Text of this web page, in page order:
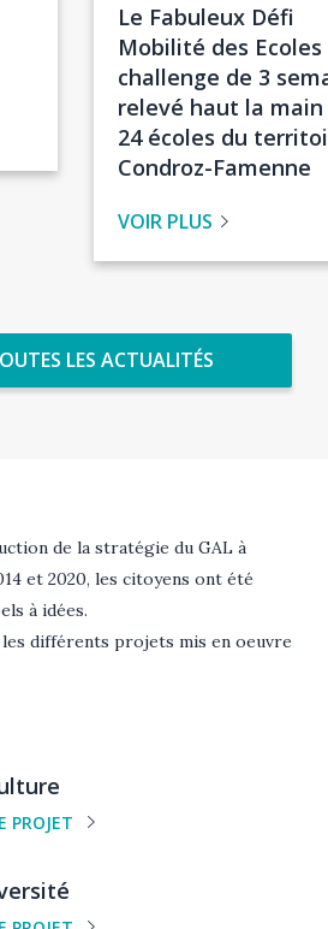
Titre
de
l'actualité
Le Fabuleux Défi
Mobilité des Ecoles
challenge de 3
relevé haut la
24 écoles du
Condroz-Famenne
VOIR PLUS
LES ACTUALITÉS
de la stratégie du GAL à
et 2020, les citoyens ont été
à idées.
différents projets mis en oeuvre
PROJET